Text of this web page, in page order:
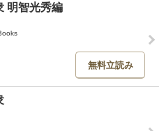
明智光秀編
無料立読み